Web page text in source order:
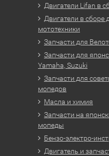
Двигатели Lifan в
Двигатели в сборе
мототехники
Запчасти для
Запчасти для
Yamaha, Suzuki
Запчасти для
мопедов
Масла и химия
Запчасти на
мопеды
Бензо-электро-
Двигатель и